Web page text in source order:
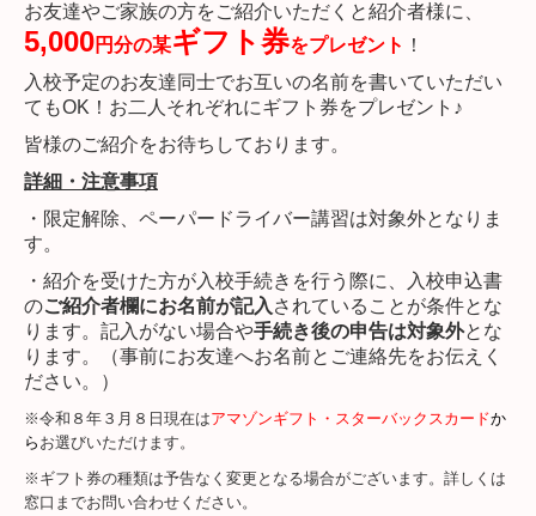
お友達やご家族の方をご紹介いただくと紹介者様に、
5,000円分の某ギフト券をプレゼント ！
入校予定のお友達同士でお互いの名前を書いていただい
てもOK！ お二人それぞれにギフト券をプレゼント♪
皆様のご紹介をお待ちしております。
詳細・注意事項
・限定解除、ペーパードライバー講習は対象外となりま
す。
・紹介を受けた方が入校手続きを行う際に、入校申込書
のご紹介者欄にお名前が記入 されていることが条件とな
ります。記入がない場合や手続き後の申告は対象外とな
ります。（事前にお友達へお名前とご連絡先をお伝えく
ださい。）
※令和８年３月８日現在はアマゾンギフト・スターバックスカードか
ら お選びいただけます。
※ギフト券の種類は予告なく変更となる場合がございます。詳しくは
窓口までお問い合わせください。